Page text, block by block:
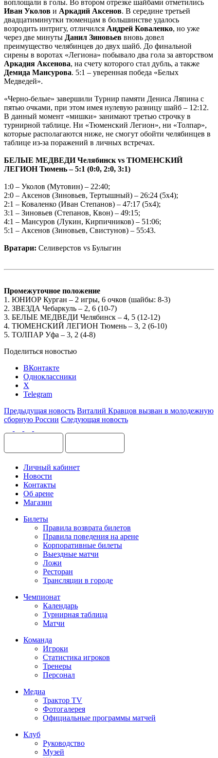
воплощали в голы. Во втором отрезке шайбами отметились
Иван Уколов и Аркадий Аксенов. В середине третьей
двадцатиминутки тюменцам в большинстве удалось
возродить интригу, отличился Андрей Коваленко, но уже
через две минуты Данил Зиновьев вновь довел
преимущество челябинцев до двух шайб. До финальной
сирены в воротах «Легиона» побывало два гола за авторством
Аркадия Аксенова, на счету которого стал дубль, а также
Демида Мансурова. 5:1 – уверенная победа «Белых
Медведей».
«Черно-белые» завершили Турнир памяти Дениса Ляпина с
пятью очками, при этом имея нулевую разницу шайб – 12:12.
В данный момент «мишки» занимают третью строчку в
турнирной таблице. Ни «Тюменский Легион», ни «Толпар»,
которые располагаются ниже, не смогут обойти челябинцев в
таблице из-за поражений в личных встречах.
БЕЛЫЕ МЕДВЕДИ Челябинск vs ТЮМЕНСКИЙ
ЛЕГИОН Тюмень – 5:1 (0:0, 2:0, 3:1)
1:0 – Уколов (Мутовин) – 22:40;
2:0 – Аксенов (Зиновьев, Тертышный) – 26:24 (5х4);
2:1 – Коваленко (Иван Степанов) – 47:17 (5х4);
3:1 – Зиновьев (Степанов, Квон) – 49:15;
4:1 – Мансуров (Лукин, Кирпичников) – 51:06;
5:1 – Аксенов (Зиновьев, Свистунов) – 55:43.
Вратари: Селиверстов vs Булыгин
Промежуточное положение
1. ЮНИОР Курган – 2 игры, 6 очков (шайбы: 8-3)
2. ЗВЕЗДА Чебаркуль – 2, 6 (10-7)
3. БЕЛЫЕ МЕДВЕДИ Челябинск – 4, 5 (12-12)
4. ТЮМЕНСКИЙ ЛЕГИОН Тюмень – 3, 2 (6-10)
5. ТОЛПАР Уфа – 3, 2 (4-8)
Поделиться новостью
ВКонтакте
Одноклассники
X
Telegram
Предыдущая новость Виталий Кравцов вызван в молодежную
сборную России Следующая новость
Личный кабинет
Новости
Контакты
Об арене
Магазин
Билеты
Правила возврата билетов
Правила поведения на арене
Корпоративные билеты
Выездные матчи
Ложи
Ресторан
Трансляции в городе
Чемпионат
Календарь
Турнирная таблица
Матчи
Команда
Игроки
Статистика игроков
Тренеры
Персонал
Медиа
Трактор TV
Фотогалерея
Официальные программы матчей
Клуб
Руководство
Музей